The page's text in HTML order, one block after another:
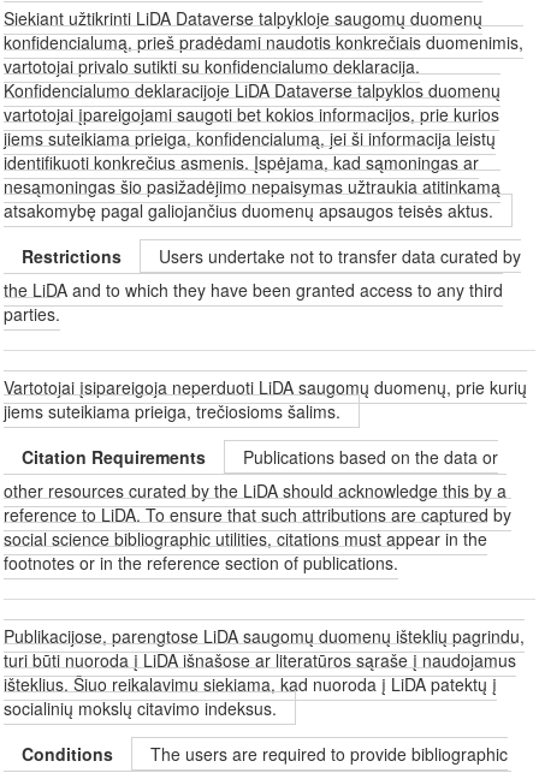
Siekiant užtikrinti LiDA Dataverse talpykloje saugomų duomenų
konfidencialumą, prieš pradėdami naudotis konkrečiais duomenimis,
vartotojai privalo sutikti su konfidencialumo deklaracija.
Konfidencialumo deklaracijoje LiDA Dataverse talpyklos duomenų
vartotojai įpareigojami saugoti bet kokios informacijos, prie kurios
jiems suteikiama prieiga, konfidencialumą, jei ši informacija leistų
identifikuoti konkrečius asmenis. Įspėjama, kad sąmoningas ar
nesąmoningas šio pasižadėjimo nepaisymas užtraukia atitinkamą
atsakomybę pagal galiojančius duomenų apsaugos teisės aktus.
Restrictions
Users undertake not to transfer data curated by
the LiDA and to which they have been granted access to any third
parties.
Vartotojai įsipareigoja neperduoti LiDA saugomų duomenų, prie kurių
jiems suteikiama prieiga, trečiosioms šalims.
Citation Requirements
Publications based on the data or
other resources curated by the LiDA should acknowledge this by a
reference to LiDA. To ensure that such attributions are captured by
social science bibliographic utilities, citations must appear in the
footnotes or in the reference section of publications.
Publikacijose, parengtose LiDA saugomų duomenų išteklių pagrindu,
turi būti nuoroda į LiDA išnašose ar literatūros sąraše į naudojamus
išteklius. Šiuo reikalavimu siekiama, kad nuoroda į LiDA patektų į
socialinių mokslų citavimo indeksus.
Conditions
The users are required to provide bibliographic